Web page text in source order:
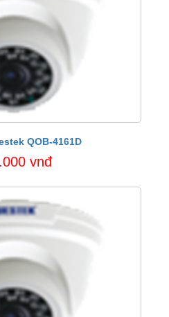
QOB-4161D
vnđ